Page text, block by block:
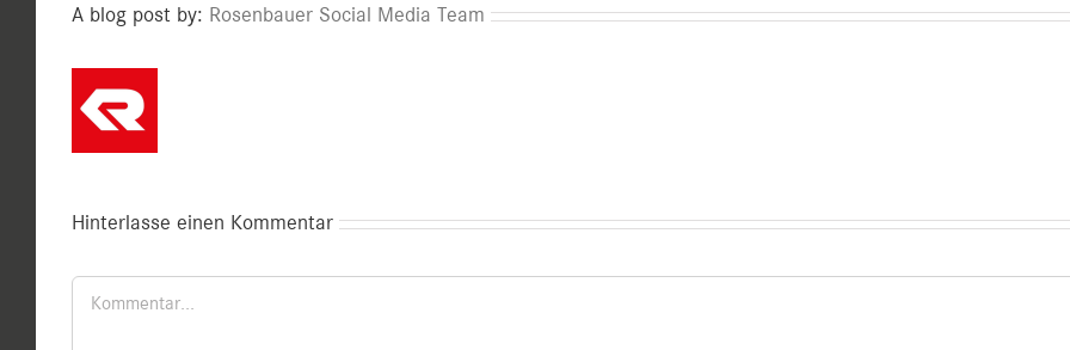
A blog post by: Rosenbauer Social Media Team
Hinterlasse einen Kommentar
Kommentar